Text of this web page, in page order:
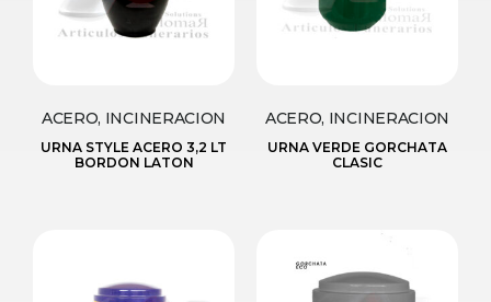
ACERO, INCINERACION
URNA STYLE ACERO 3,2 LT
BORDON LATON
ACERO, INCINERACION
URNA VERDE GORCHATA
CLASIC